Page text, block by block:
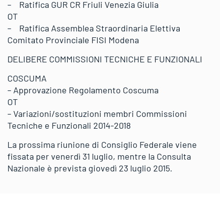
– Ratifica GUR CR Friuli Venezia Giulia
OT
– Ratifica Assemblea Straordinaria Elettiva
Comitato Provinciale FISI Modena
DELIBERE COMMISSIONI TECNICHE E FUNZIONALI
COSCUMA
– Approvazione Regolamento Coscuma
OT
– Variazioni/sostituzioni membri Commissioni
Tecniche e Funzionali 2014-2018
La prossima riunione di Consiglio Federale viene
fissata per venerdì 31 luglio, mentre la Consulta
Nazionale è prevista giovedì 23 luglio 2015.